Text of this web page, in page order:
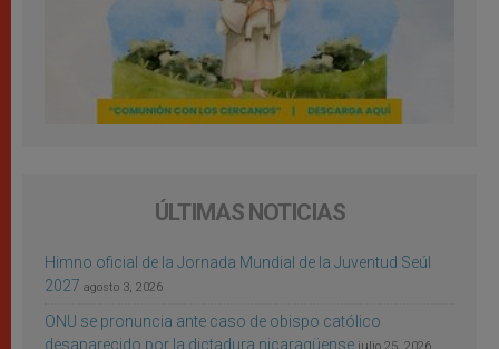
ÚLTIMAS NOTICIAS
Himno oficial de la Jornada Mundial de la Juventud Seúl
2027 agosto 3, 2026
ONU se pronuncia ante caso de obispo católico
desaparecido por la dictadura nicaragüense